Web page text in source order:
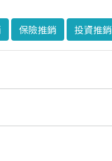
保險推銷 投資推銷